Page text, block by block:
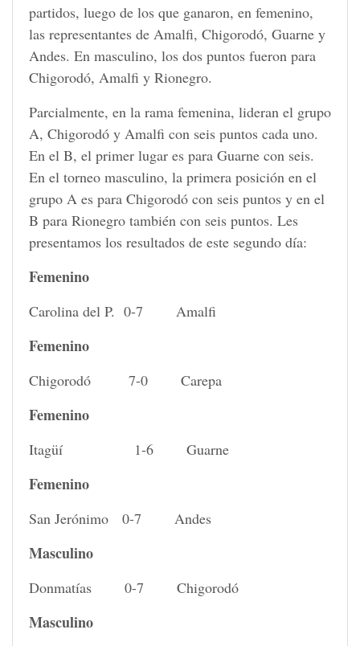
partidos, luego de los que ganaron, en femenino,
las representantes de Amalfi, Chigorodó, Guarne y
Andes. En masculino, los dos puntos fueron para
Chigorodó, Amalfi y Rionegro.
Parcialmente, en la rama femenina, lideran el grupo
A, Chigorodó y Amalfi con seis puntos cada uno.
En el B, el primer lugar es para Guarne con seis.
En el torneo masculino, la primera posición en el
grupo A es para Chigorodó con seis puntos y en el
B para Rionegro también con seis puntos. Les
presentamos los resultados de este segundo día:
Femenino
Carolina del P. 0-7 Amalfi
Femenino
Chigorodó 7-0 Carepa
Femenino
Itagüí 1-6 Guarne
Femenino
San Jerónimo 0-7 Andes
Masculino
Donmatías 0-7 Chigorodó
Masculino